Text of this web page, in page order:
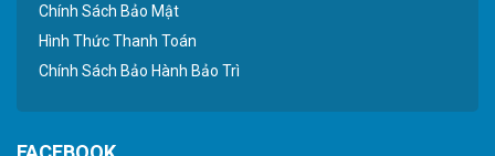
Chính Sách Bảo Mật
Hình Thức Thanh Toán
Chính Sách Bảo Hành Bảo Trì